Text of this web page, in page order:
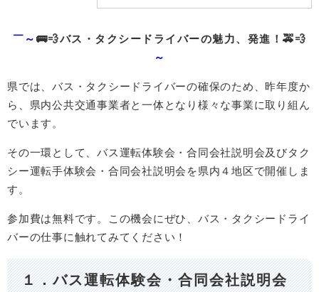
￣～ 🚌💨バス・タクシードライバーの魅力、発進！🚕💨​
～
県では、バス・タクシードライバーの確保のため、昨年度か
ら、県内公共交通事業者と一体となり様々な事業に取り組ん
でいます。
その一環として、バス運転体験会・合同会社説明会及びタク
シー運転手体験会・合同会社説明会を県内４地区で開催しま
す。
参加費は無料です。この機会にぜひ、バス・タクシードライ
バーの仕事に触れてみてください！
１．バス運転体験会・合同会社説明会